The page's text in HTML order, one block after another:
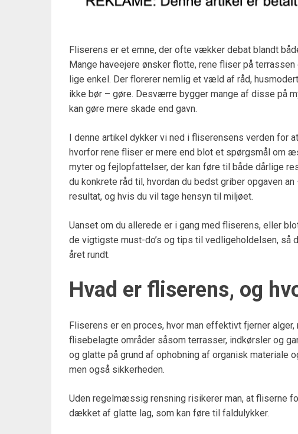
Fliserens er et emne, der ofte vækker debat blandt
Mange haveejere ønsker flotte, rene fliser på
lige enkel. Der florerer nemlig et væld af råd,
ikke bør – gøre. Desværre bygger mange af disse på
kan gøre mere skade end gavn.
I denne artikel dykker vi ned i fliserensens verden for
hvorfor rene fliser er mere end blot et spørgsmål om
myter og fejlopfattelser, der kan føre til både dårlige
du konkrete råd til, hvordan du bedst griber opgaven
resultat, og hvis du vil tage hensyn til miljøet.
Uanset om du allerede er i gang med fliserens, eller
de vigtigste must-do’s og tips til vedligeholdelsen, så
året rundt.
Hvad er fliserens, og
Fliserens er en proces, hvor man effektivt fjerner
flisebelagte områder såsom terrasser, indkørsler og
og glatte på grund af ophobning af organisk materiale
men også sikkerheden.
Uden regelmæssig rensning risikerer man, at fliserne
dækket af glatte lag, som kan føre til faldulykker.